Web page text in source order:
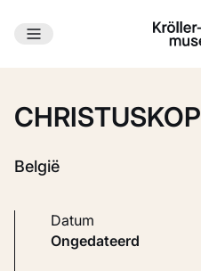
Ga naar hoofdinhoud
CHRISTUSKOP
België
Datum
ongedateerd